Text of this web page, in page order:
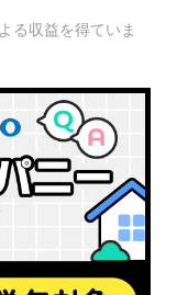
る収益を得ていま